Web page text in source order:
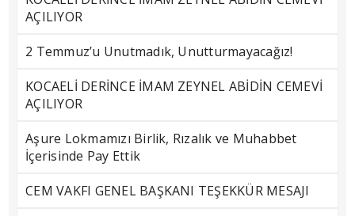
AÇILIYOR
2 Temmuz’u Unutmadık, Unutturmayacağız!
KOCAELİ DERİNCE İMAM ZEYNEL ABİDİN CEMEVİ
AÇILIYOR
Aşure Lokmamızı Birlik, Rızalık ve Muhabbet
İçerisinde Pay Ettik
CEM VAKFI GENEL BAŞKANI TEŞEKKÜR MESAJI